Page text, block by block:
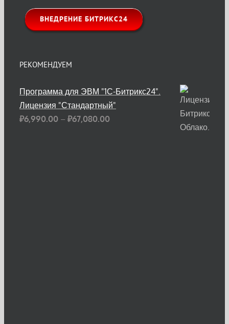
ВНЕДРЕНИЕ БИТРИКС24
РЕКОМЕНДУЕМ
Программа для ЭВМ "1С-Битрикс24".
Лицензия "Стандартный"
₽6,990.00 – ₽67,080.00Диапазон